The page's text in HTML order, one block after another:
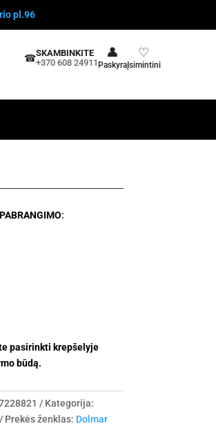
pl.96
☎SKAMBINKITE
+370 608 24911
👤
Paskyra
♡
Įsimintini
:
pasirinkti krepšelyje
būdą.
Kategorija:
Prekės ženklas: Dolmar